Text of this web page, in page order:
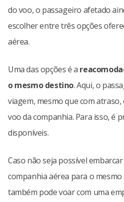
do voo, o passageiro afetado
escolher entre três opções
aérea.
Uma das opções é a
o mesmo destino. Aqui, o
viagem, mesmo que com
voo da companhia. Para isso, é
disponíveis.
Caso não seja possível
companhia aérea para o
também pode voar com uma